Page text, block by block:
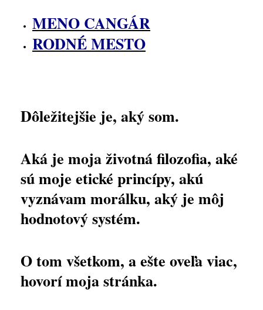
MENO CANGÁR
RODNÉ MESTO
Dôležitejšie je, aký som.
Aká je moja životná filozofia, aké
sú moje etické princípy, akú
vyznávam morálku, aký je môj
hodnotový systém.
O tom všetkom, a ešte oveľa viac,
hovorí moja stránka.